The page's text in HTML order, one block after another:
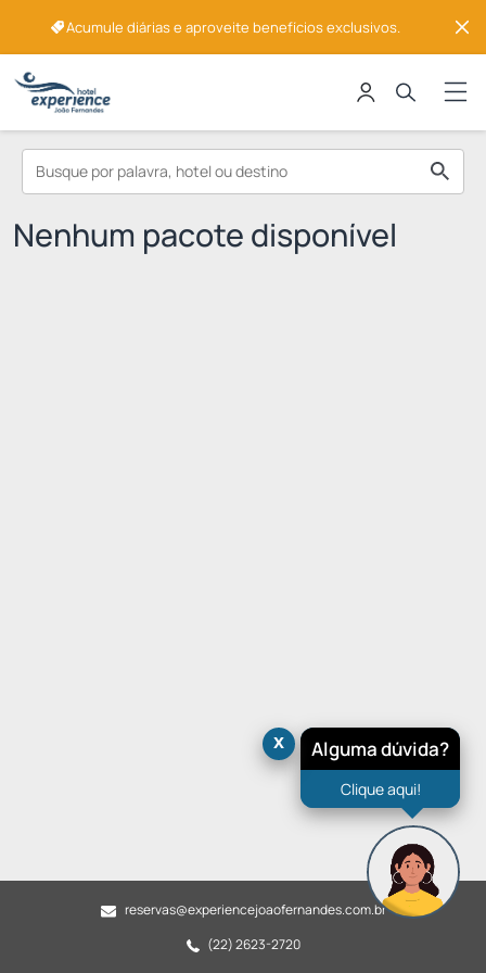
Acumule diárias e aproveite benefícios exclusivos.
Nenhum pacote disponível
reservas@experiencejoaofernandes.com.br
(22) 2623-2720
Alguma dúvida?
Clique aqui!
x